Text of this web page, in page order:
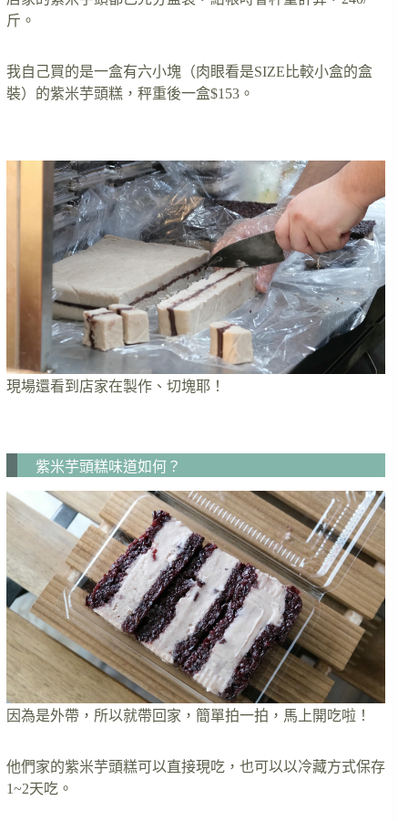
斤。
我自己買的是一盒有六小塊（肉眼看是SIZE比較小盒的盒
裝）的紫米芋頭糕，秤重後一盒$153。
現場還看到店家在製作、切塊耶！
紫米芋頭糕味道如何？
因為是外帶，所以就帶回家，簡單拍一拍，馬上開吃啦！
他們家的紫米芋頭糕可以直接現吃，也可以以冷藏方式保存
1~2天吃。